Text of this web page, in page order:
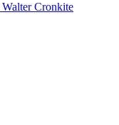
Walter Cronkite